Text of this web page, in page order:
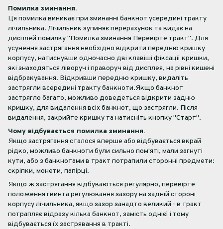
Помилка зминання.
Ця помилка виникає при зминанні банкнот усередині тракту
лічильника. Лічильник зупиняє перерахунок та видає на
дисплей помилку "Помилка зминання Перевірте тракт". Для
усунення застрягання необхідно відкрити передню кришку
корпусу, натиснувши одночасно дві клавіші фіксації кришки,
які знаходяться ліворуч і праворуч від дисплея, на рівні кишені
відбракування. Відкривши передню кришку, видаліть
застрягли всередині тракту банкноти.Якщо банкнот
застрягло багато, можливо доведеться відкрити задню
кришку, для видалення всіх банкнот, що застрягли. Після
видалення, закрийте кришку та натисніть кнопку "Старт".
Чому відбувається помилка зминання.
Якщо застрягання сталося вперше або відбувається вкрай
рідко, можливо банкноти були сильно пом'яті, мали загнуті
кути, або з банкнотами в тракт потрапили сторонні предмети:
скріпки, монети, папірці.
Якщо ж застрягання відбуваються регулярно, перевірте
положення гвинта регулювання зазору на задній стороні
корпусу лічильника, якщо зазор занадто великий - в тракт
потрапляє відразу кілька банкнот, замість однієї і тому
відбувається їх застрявання в тракті.